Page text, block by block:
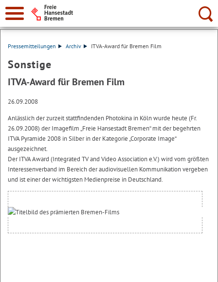
Suche:
Pressemitteilungen Archiv ITVA-Award für Bremen Film
Sonstige
ITVA-Award für Bremen Film
26.09.2008
Anlässlich der zurzeit stattfindenden Photokina in Köln wurde heute (Fr.
26.09.2008) der Imagefilm „Freie Hansestadt Bremen“ mit der begehrten
ITVA Pyramide 2008 in Silber in der Kategorie „Corporate Image“
ausgezeichnet.
Der ITVA Award (Integrated TV and Video Association e.V.) wird vom größten
Interessenverband im Bereich der audiovisuellen Kommunikation vergeben
und ist einer der wichtigsten Medienpreise in Deutschland.